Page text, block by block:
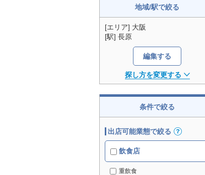
地域/駅で絞る
[エリア] 大阪
[駅] 長原
編集する
探し方を変更する
条件で絞る
出店可能業態で絞る
飲食店
重飲食